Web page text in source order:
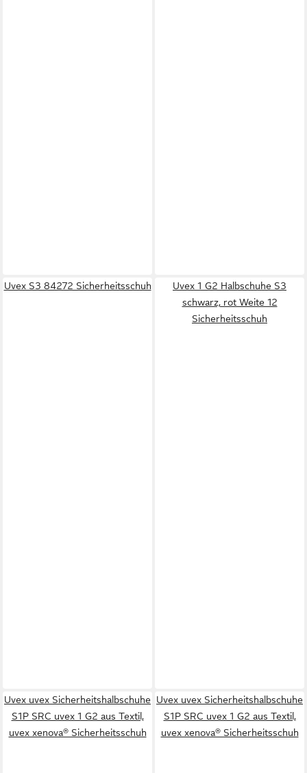
Uvex S3 84272 Sicherheitsschuh
Uvex 1 G2 Halbschuhe S3
schwarz, rot Weite 12
Sicherheitsschuh
Uvex uvex Sicherheitshalbschuhe
S1P SRC uvex 1 G2 aus Textil,
uvex xenova® Sicherheitsschuh
Uvex uvex Sicherheitshalbschuhe
S1P SRC uvex 1 G2 aus Textil,
uvex xenova® Sicherheitsschuh